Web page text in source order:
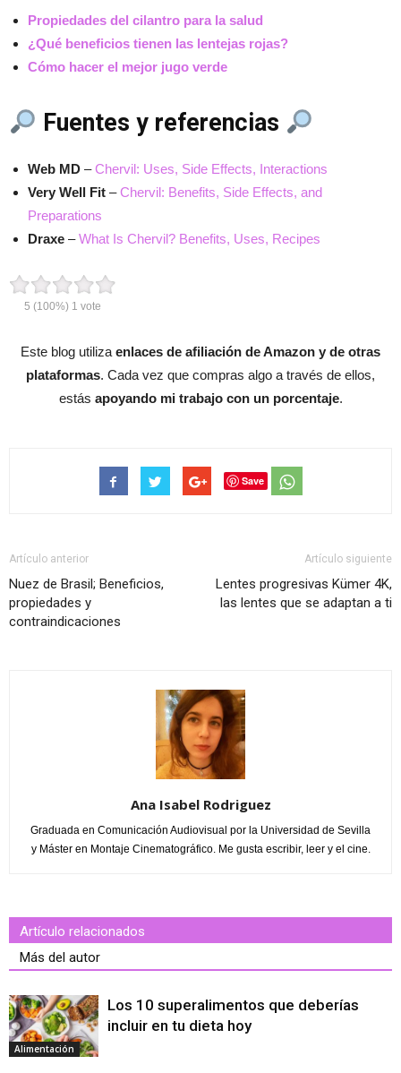
Propiedades del cilantro para la salud
¿Qué beneficios tienen las lentejas rojas?
Cómo hacer el mejor jugo verde
Fuentes y referencias
Web MD –Chervil: Uses, Side Effects, Interactions
Very Well Fit –Chervil: Benefits, Side Effects, and
Preparations
Draxe –What Is Chervil? Benefits, Uses, Recipes
5 (100%) 1 vote
Este blog utiliza enlaces de afiliación de Amazon y de otras
plataformas. Cada vez que compras algo a través de ellos,
estás apoyando mi trabajo con un porcentaje.
Save
Artículo anterior
Nuez de Brasil; Beneficios,
propiedades y
contraindicaciones
Artículo siguiente
Lentes progresivas Kümer 4K,
las lentes que se adaptan a ti
Ana Isabel Rodriguez
Graduada en Comunicación Audiovisual por la Universidad de Sevilla
y Máster en Montaje Cinematográfico. Me gusta escribir, leer y el cine.
Artículo relacionados
Más del autor
Alimentación
Los 10 superalimentos que deberías
incluir en tu dieta hoy